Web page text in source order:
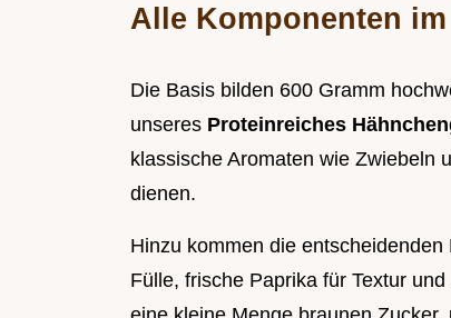
Alle Komponenten
Die Basis bilden 600 Gramm
unseres Proteinreiches
klassische Aromaten wie Zwiebeln
dienen.
Hinzu kommen die
Fülle, frische Paprika für Textur